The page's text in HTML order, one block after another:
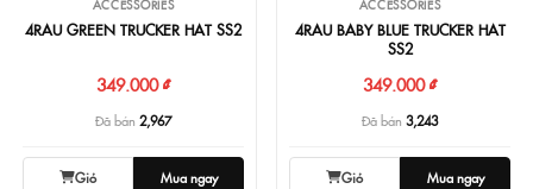
ACCESSORIES
4RAU GREEN TRUCKER HAT SS2
349.000 ₫
Đã bán 2,967
Giỏ Mua ngay
ACCESSORIES
4RAU BABY BLUE TRUCKER HAT
SS2
349.000 ₫
Đã bán 3,243
Giỏ Mua ngay